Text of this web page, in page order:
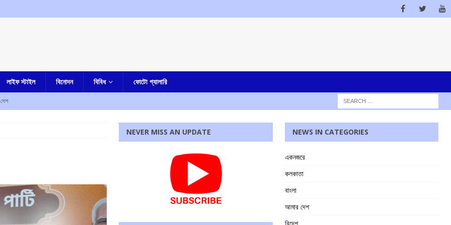
লাইফ স্টাইল বিনোদন বিবিধ ফোটো গ্যালারি
পুলিশ সুপার কী বললেন
নির্দেশ আদালতের
মোহন ভাগবত!
এক নজরে
উত্তেজনা ডোমজুর এলাকায়..
NEVER MISS AN UPDATE NEWS IN CATEGORIES
একনজরে
কলকাতা
বাংলা
আমার দেশ